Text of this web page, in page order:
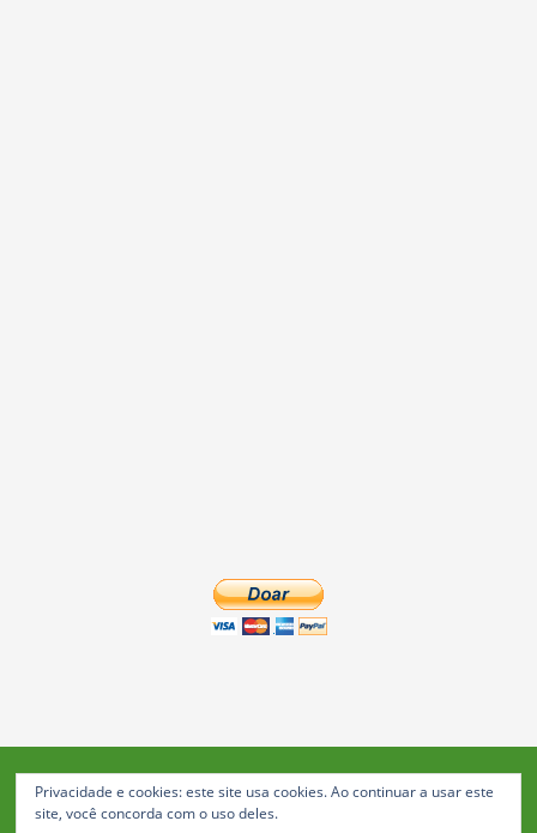
Blog da Feira: Jornal de Notícias de Feira de Santana
Privacidade e cookies: este site usa cookies. Ao continuar a usar este
site, você concorda com o uso deles.